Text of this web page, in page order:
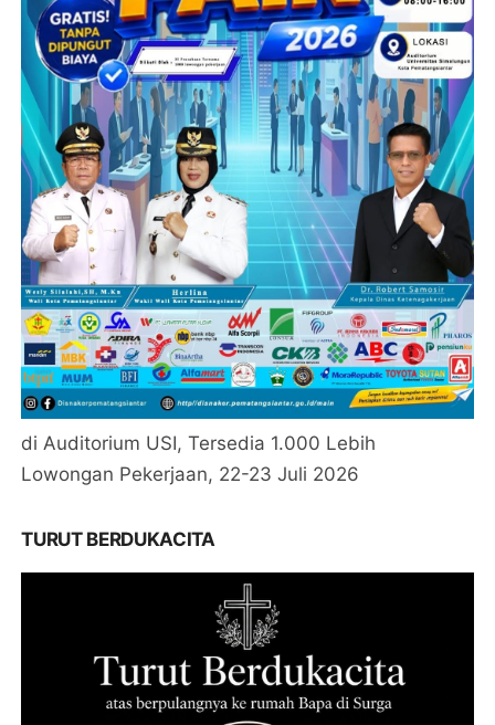
di Auditorium USI, Tersedia 1.000 Lebih
Lowongan Pekerjaan, 22-23 Juli 2026
TURUT BERDUKACITA